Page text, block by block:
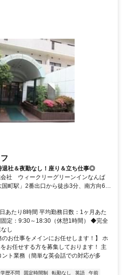
社＆夜勤なし！座り＆立ち仕事◎
社 ウィークリーグリーンインなんば
町駅」2番出口から徒歩3分、南方向6番
線「今宮駅」から徒歩7分
あたり8時間 平均勤務日数：1ヶ月あた
定：9:30～18:30（休憩1時間） ◆完全
し
お仕事をメインにお任せします！】 ホ
お任せする方を募集しております！ 主
ト業務（簡単な英会話での対応が多
学歴不問 固定時間制 転勤なし 英語
午前